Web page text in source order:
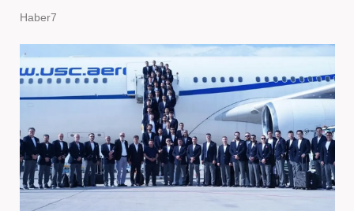
Haber7